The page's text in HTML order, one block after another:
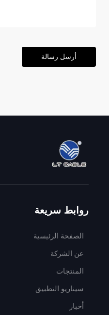
أرسل رسالة
روابط سريعة
الصفحة الرئيسية
عن الشركة
المنتجات
سيناريو التطبيق
أخبار